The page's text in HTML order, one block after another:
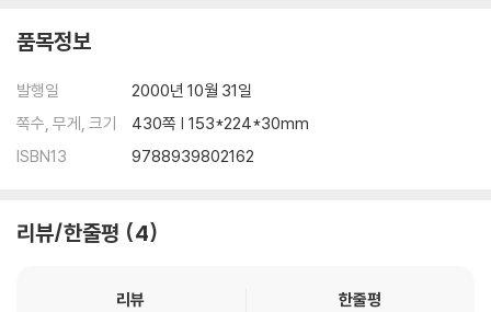
품목정보
발행일
2000년 10월 31일
쪽수, 무게, 크기
430쪽 | 153*224*30mm
ISBN13
9788939802162
리뷰/한줄평 4
리뷰 한줄평